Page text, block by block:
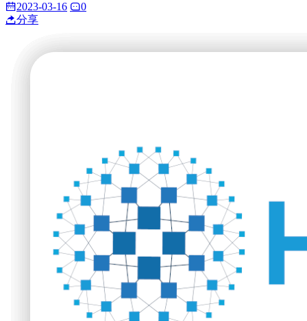
2023-03-16
0
分享